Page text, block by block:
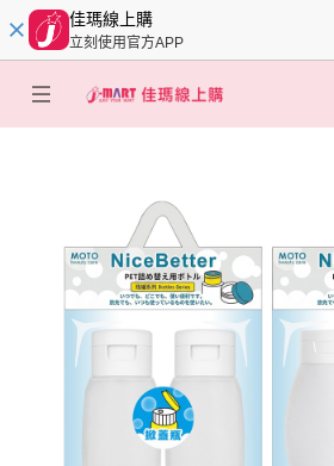
佳瑪線上購
立刻使用官方APP